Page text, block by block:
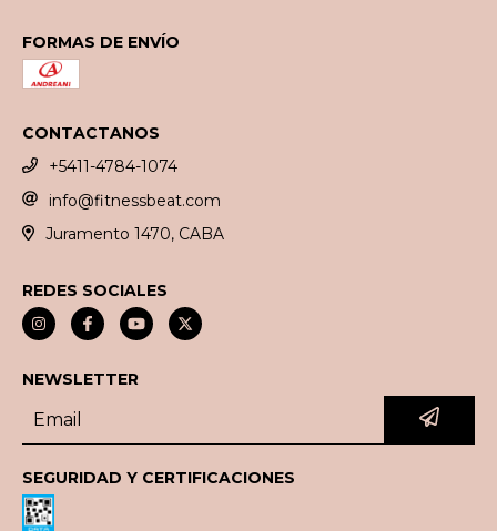
FORMAS DE ENVÍO
CONTACTANOS
+5411-4784-1074
info@fitnessbeat.com
Juramento 1470, CABA
REDES SOCIALES
NEWSLETTER
SEGURIDAD Y CERTIFICACIONES